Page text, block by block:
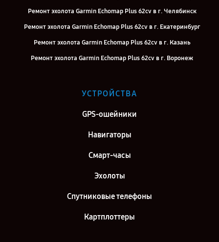
Ремонт эхолота Garmin Echomap Plus 62cv в г. Челябинск
Ремонт эхолота Garmin Echomap Plus 62cv в г. Екатеринбург
Ремонт эхолота Garmin Echomap Plus 62cv в г. Казань
Ремонт эхолота Garmin Echomap Plus 62cv в г. Воронеж
Ремонт эхолота Garmin Echomap Plus 62cv в г. Самара
УСТРОЙСТВА
GPS-ошейники
Навигаторы
Смарт-часы
Эхолоты
Спутниковые телефоны
Картплоттеры